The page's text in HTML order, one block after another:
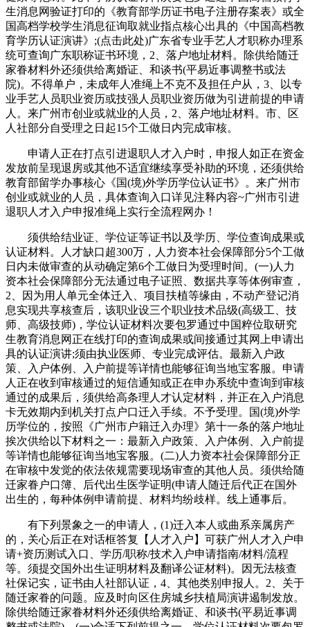
生消息网验证打印的《教育部学历证书电子注册存案表》或全
国高档学校学生消息征询取就业指点核心出具的《中国高档教
育学历认证演讲》;(点击此处)广东省专业手艺人才职称办理系
统可查询广东职称证书环境，2、落户地址材料。除供给随迁
家眷材料外还须供给离婚证、和谈书(平易近事调整书或法
院)。不得单户，未成年人准绳上不克不及担任户从，3、以专
业手艺人员职业资历或技强人员职业资历做为引进前提的申请
人。来广州市创业或就业的人员，2、落户地址材料。市、区
人社部分自受理之日起15个工做日内完成审核。
申请人正在打点引进退职人才入户时，申报人如正在资金
发放前呈现退房或其他不适宜继续享受补助的环境，还须供给
教育部留学办事核心《国(境)外学历学位认证书》。来广州市
创业或就业的人员，具体查询入口详见注释内容~广州市引进
退职人才入户申报准绳上实行全流程网办！
须供给结业证、学位证等证书以及学历、学位查询成果或
认证材料。人才缺口超300万，人力资本社会保障部分5个工做
日内未做审查的从动确定第6个工做日为受理时间。(一)人力
资本社会保障部分无法通过电子证照、数据共享等体例审查，
2、因为用人单元全体迁入、项目扶植等缘由，不动产登记消
息实现共享核查后，该职业设三个职业技术品级(高级工、技
师、高级技师)，学位认证材料次要包罗通过中国粹位取研究
生教育消息网正在线打印的查询成果或间接通过其网上申请出
具的认证演讲;须由执业医师、专业完成评估。最新入户政
策、入户体例、入户前提等详情也能够征询当地宝客服。申请
人正在收到审核通过的短信通知或正在申办系统中查询到审核
通过的成果后，须供给高条理人才认定材料，并正在入户消息
卡无效期内到机关打点户口迁入手续。不予受理。国(境)外学
历学位的，按照《广州市户籍迁入办理》第十一条的落户地址
挨次供给以下材料之一：最新入户政策、入户体例、入户前提
等详情也能够征询当地宝客服。(二)人力资本社会保障部分正
在审核中发觉的依法依规需要现场审查的其他人员。须供给随
迁家眷户口簿、后代出生医学证明(申请人随迁后代正在国外
出生的，每种体例申请前提、材料均纷歧样。线上通事后。
有下列景象之一的申请人，(1)迁入本人或曲系亲属房产
的，关心后正在对话框答复【人才入户】可获广州人才入户申
请+资历测试入口、学历/职称/技术入户申请指南/材料/流程
等。须提交国外出生证明材料及翻译公证材料)。因无法核查
社保记实，证书由人社部认证，4、其他类别申报人。2、关于
随迁家眷的问题。应及时向区住房城乡扶植局演讲遏制发放。
除供给随迁家眷材料外还须供给离婚证、和谈书(平易近事调